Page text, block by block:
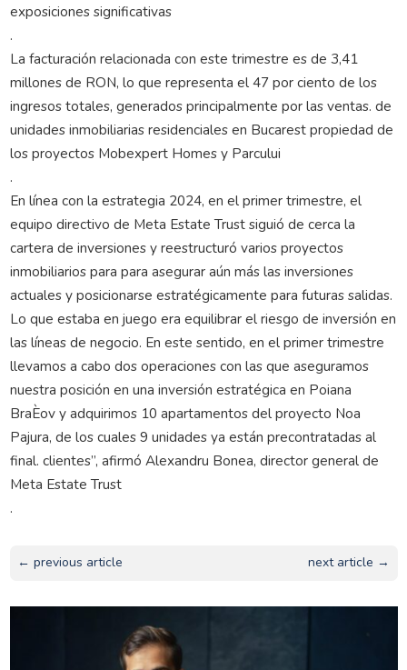
exposiciones significativas
.
La facturación relacionada con este trimestre es de 3,41
millones de RON, lo que representa el 47 por ciento de los
ingresos totales, generados principalmente por las ventas. de
unidades inmobiliarias residenciales en Bucarest propiedad de
los proyectos Mobexpert Homes y Parcului
.
En línea con la estrategia 2024, en el primer trimestre, el
equipo directivo de Meta Estate Trust siguió de cerca la
cartera de inversiones y reestructuró varios proyectos
inmobiliarios para para asegurar aún más las inversiones
actuales y posicionarse estratégicamente para futuras salidas.
Lo que estaba en juego era equilibrar el riesgo de inversión en
las líneas de negocio. En este sentido, en el primer trimestre
llevamos a cabo dos operaciones con las que aseguramos
nuestra posición en una inversión estratégica en Poiana
BraÈov y adquirimos 10 apartamentos del proyecto Noa
Pajura, de los cuales 9 unidades ya están precontratadas al
final. clientes”, afirmó Alexandru Bonea, director general de
Meta Estate Trust
.
← previous article next article →